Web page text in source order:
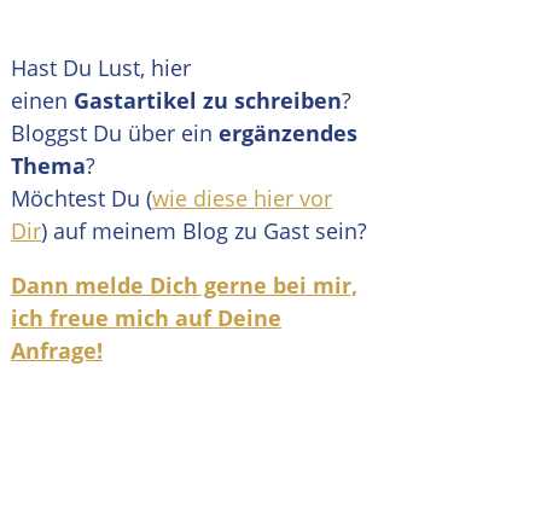
Hast Du Lust, hier
einen Gastartikel zu schreiben?
Bloggst Du über ein ergänzendes
Thema?
Möchtest Du (wie diese hier vor
Dir) auf meinem Blog zu Gast sein?
Dann melde Dich gerne bei mir,
ich freue mich auf Deine
Anfrage!